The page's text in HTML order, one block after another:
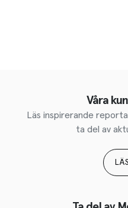
Våra
Läs inspirerande
ta del av